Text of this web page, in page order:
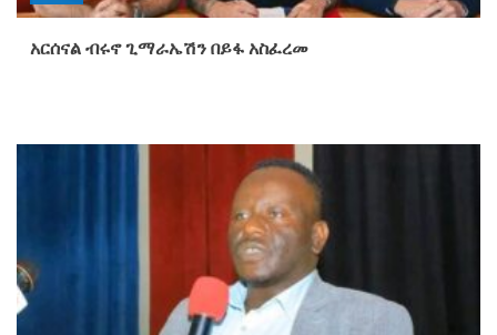
አርሰናል ብሩኖ ጊማራኤሽን በይፋ አስፈረመ